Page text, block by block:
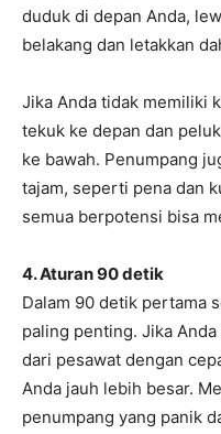
duduk di depan Anda,
belakang dan letakkan
Jika Anda tidak memiliki
tekuk ke depan dan
ke bawah. Penumpang
tajam, seperti pena dan
semua berpotensi bisa
4. Aturan 90 detik
Dalam 90 detik pertama
paling penting. Jika
dari pesawat dengan
Anda jauh lebih besar.
penumpang yang panik